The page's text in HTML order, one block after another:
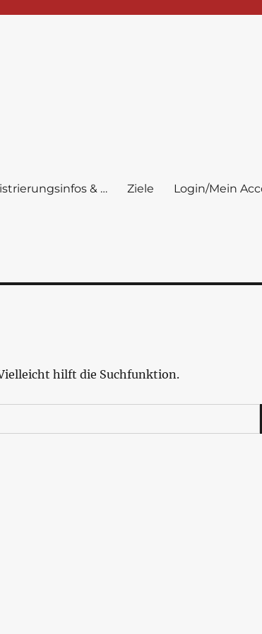
& … Ziele Login/Mein
hilft die Suchfunktion.